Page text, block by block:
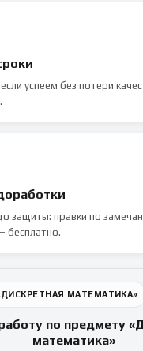
успеем без потери
защиты: правки по
бесплатно.
МАТЕМАТИКА»
по предмету
математика»